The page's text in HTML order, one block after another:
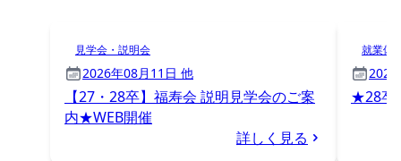
見学会・説明会
2026年08月11日 他
【27・28卒】福寿会 説明見学会のご案
内★WEB開催
詳しく見る
就業体
2026
★28卒